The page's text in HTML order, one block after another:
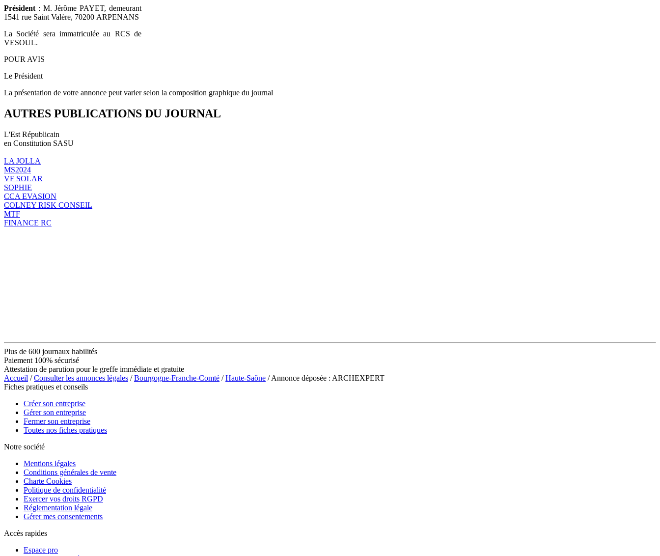
Président : M. Jérôme PAYET, demeurant
1541 rue Saint Valère, 70200 ARPENANS
La Société sera immatriculée au RCS de
VESOUL.
POUR AVIS
Le Président
La présentation de votre annonce peut varier selon la composition graphique du journal
AUTRES PUBLICATIONS DU JOURNAL
L'Est Républicain
en Constitution SASU
LA JOLLA
MS2024
VF SOLAR
SOPHIE
CCA EVASION
COLNEY RISK CONSEIL
MTF
FINANCE RC
Plus de 600 journaux habilités
Paiement 100% sécurisé
Attestation de parution pour le greffe immédiate et gratuite
Accueil /Consulter les annonces légales /Bourgogne-Franche-Comté /Haute-Saône / Annonce déposée : ARCHEXPERT
Fiches pratiques et conseils
Créer son entreprise
Gérer son entreprise
Fermer son entreprise
Toutes nos fiches pratiques
Notre société
Mentions légales
Conditions générales de vente
Charte Cookies
Politique de confidentialité
Exercer vos droits RGPD
Réglementation légale
Gérer mes consentements
Accès rapides
Espace pro